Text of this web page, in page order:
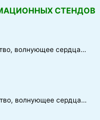
СТЕНДОВ